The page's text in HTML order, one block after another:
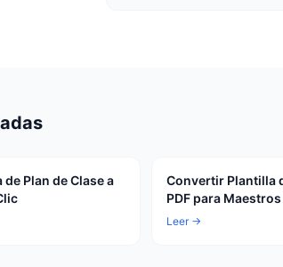
Plan de Clase a
Convertir Plantilla
PDF para
Leer →